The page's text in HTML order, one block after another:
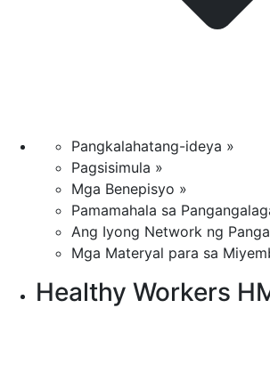
Pangkalahatang-ideya »
Pagsisimula »
Mga Benepisyo »
Pamamahala sa
Ang Iyong Network ng
Mga Materyal para sa
Healthy Workers